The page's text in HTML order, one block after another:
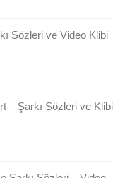
Sözleri ve Video Klibi
– Şarkı Sözleri ve Klibi